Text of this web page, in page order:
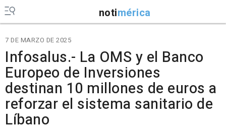
notimérica
7 DE MARZO DE 2025
Infosalus.- La OMS y el Banco
Europeo de Inversiones
destinan 10 millones de euros a
reforzar el sistema sanitario de
Líbano